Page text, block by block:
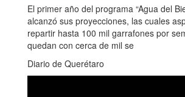
El primer año del programa “Agua del
alcanzó sus proyecciones, las cuales
repartir hasta 100 mil garrafones por
quedan con cerca de mil se
Diario de Querétaro